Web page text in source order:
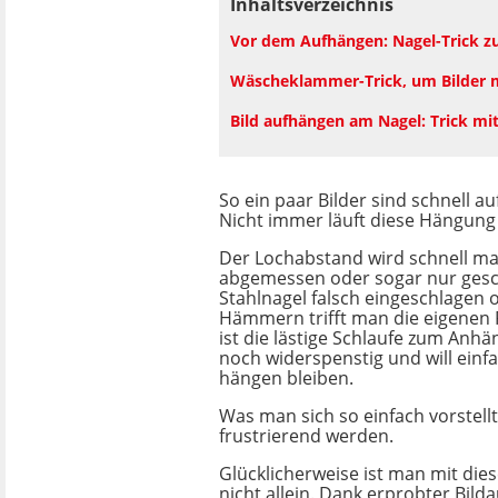
Vor dem Aufhängen: Nagel-Trick
Wäscheklammer-Trick, um Bilder
Bild aufhängen am Nagel: Trick
So ein paar Bilder sind schnell
Nicht immer läuft diese
Der Lochabstand wird schnell
abgemessen oder sogar nur
Stahlnagel falsch eingeschlagen
Hämmern trifft man die eigenen
ist die lästige Schlaufe zum
noch widerspenstig und will
hängen bleiben.
Was man sich so einfach
frustrierend werden.
Glücklicherweise ist man mit